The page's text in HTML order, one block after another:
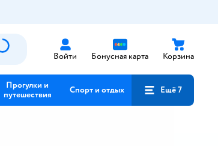
Войти Бонусная карта Корзина
Прогулки и
путешествия
Спорт и отдых Ещё 7